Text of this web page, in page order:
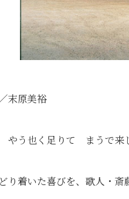
末原美裕
やう也く足りて まうで
り着いた喜びを、歌人・斎